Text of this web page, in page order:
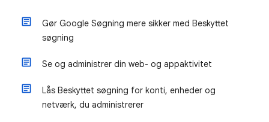
Gør Google Søgning mere sikker med Beskyttet
søgning
Se og administrer din web- og appaktivitet
Lås Beskyttet søgning for konti, enheder og
netværk, du administrerer